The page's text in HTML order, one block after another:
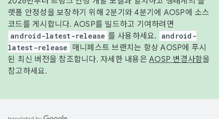
랫폼 안정성을 보장하기 위해 2분기와 4분기에 AOSP에 소스
코드를 게시합니다. AOSP를 빌드하고 기여하려면
android-latest-release 를 사용하세요.
android-
latest-release
매니페스트 브랜치는 항상 AOSP에 푸시
된 최신 버전을 참조합니다. 자세한 내용은 AOSP 변경사항을
참고하세요.